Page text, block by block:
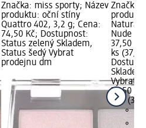
Značka: miss sporty; Název
produktu: oční stíny
Quattro 402, 3,2 g; Cena:
74,50 Kč; Dostupnost:
Status zelený Skladem,
Status šedý Vybrat
prodejnu dm
Značka:
Nude
37,50
ks
Vybrat
37,50 Kč
1 ks